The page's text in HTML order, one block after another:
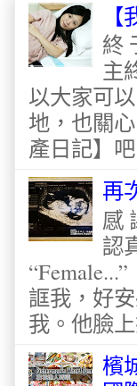
終
主
以大家可
地，也關
產日記】
再
感
認
誆我，好
我。他臉
檳